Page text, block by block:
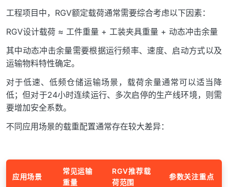
工程项目中，RGV额定载荷通常需要综合考虑以下因素：
RGV设计载荷 ≈ 工件重量 + 工装夹具重量 + 动态冲击余量
其中动态冲击余量需要根据运行频率、速度、启动方式以及
运输物料特性确定。
对于低速、低频仓储运输场景，载荷余量通常可以适当降
低；但对于24小时连续运行、多次启停的生产线环境，则需
要增加安全系数。
不同应用场景的载重配置通常存在较大差异：
应用场景
常见运输
重量
RGV推荐载
荷范围
参数关注重点